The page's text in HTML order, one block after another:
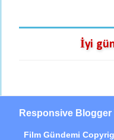
İyi
Responsive Blogger
Film Gündemi